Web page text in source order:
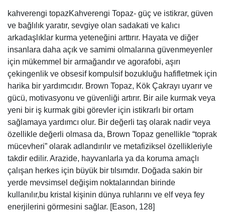
kahverengi topazKahverengi Topaz- güç ve istikrar, güven
ve bağlılık yaratır, sevgiye olan sadakati ve kalıcı
arkadaşlıklar kurma yeteneğini arttırır. Hayata ve diğer
insanlara daha açık ve samimi olmalarına güvenmeyenler
için mükemmel bir armağandır ve agorafobi, aşırı
çekingenlik ve obsesif kompulsif bozukluğu hafifletmek için
harika bir yardımcıdır. Brown Topaz, Kök Çakrayı uyarır ve
gücü, motivasyonu ve güvenliği artırır. Bir aile kurmak veya
yeni bir iş kurmak gibi görevler için istikrarlı bir ortam
sağlamaya yardımcı olur. Bir değerli taş olarak nadir veya
özellikle değerli olmasa da, Brown Topaz genellikle “toprak
mücevheri” olarak adlandırılır ve metafiziksel özellikleriyle
takdir edilir. Arazide, hayvanlarla ya da koruma amaçlı
çalışan herkes için büyük bir tılsımdır. Doğada sakin bir
yerde mevsimsel değişim noktalarından birinde
kullanılır,bu kristal kişinin dünya ruhlarını ve elf veya fey
enerjilerini görmesini sağlar. [Eason, 128]